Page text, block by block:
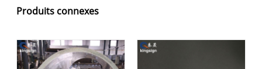
Produits connexes